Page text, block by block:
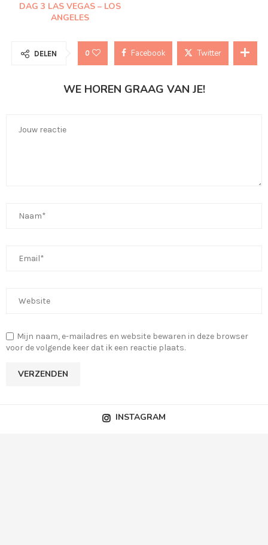
DAG 3 LAS VEGAS – LOS
ANGELES
DELEN 0 Facebook Twitter
WE HOREN GRAAG VAN JE!
Mijn naam, e-mailadres en website bewaren in deze browser
voor de volgende keer dat ik een reactie plaats.
INSTAGRAM